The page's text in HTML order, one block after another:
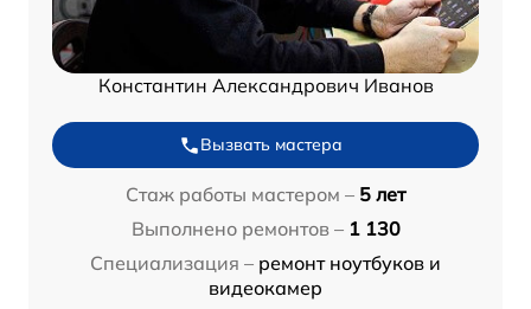
Константин Александрович Иванов
Вызвать мастера
Стаж работы мастером – 5 лет
Выполнено ремонтов – 1 130
Специализация – ремонт ноутбуков и
видеокамер